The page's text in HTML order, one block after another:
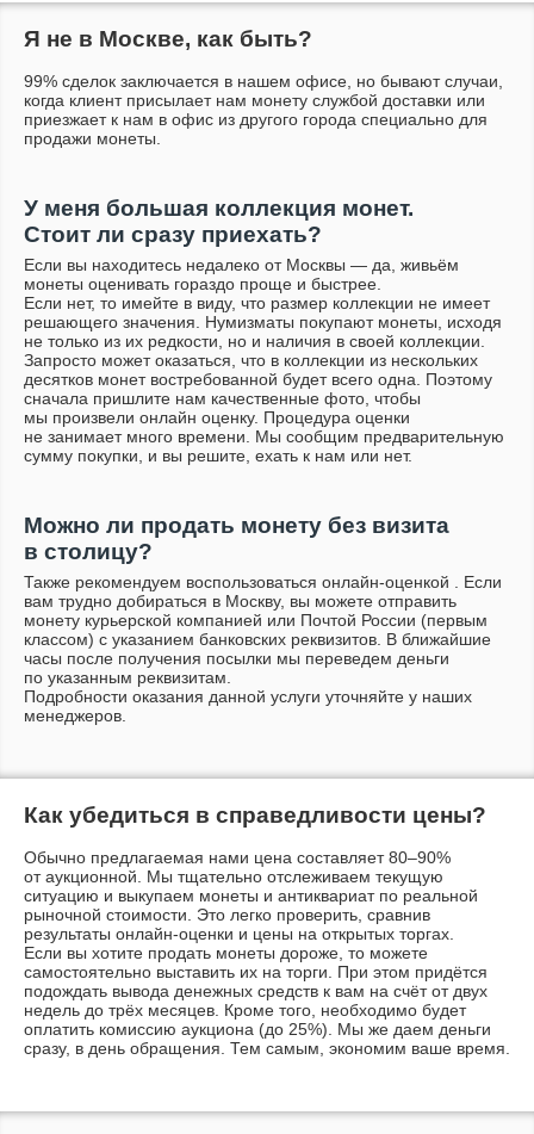
Я не в Москве, как быть?
99% сделок заключается в нашем офисе, но бывают случаи,
когда клиент присылает нам монету службой доставки или
приезжает к нам в офис из другого города специально для
продажи монеты.
У меня большая коллекция монет.
Стоит ли сразу приехать?
Если вы находитесь недалеко от Москвы — да, живьём
монеты оценивать гораздо проще и быстрее.
Если нет, то имейте в виду, что размер коллекции не имеет
решающего значения. Нумизматы покупают монеты, исходя
не только из их редкости, но и наличия в своей коллекции.
Запросто может оказаться, что в коллекции из нескольких
десятков монет востребованной будет всего одна. Поэтому
сначала пришлите нам качественные фото, чтобы
мы произвели онлайн оценку. Процедура оценки
не занимает много времени. Мы сообщим предварительную
сумму покупки, и вы решите, ехать к нам или нет.
Можно ли продать монету без визита
в столицу?
Также рекомендуем воспользоваться онлайн-оценкой . Если
вам трудно добираться в Москву, вы можете отправить
монету курьерской компанией или Почтой России (первым
классом) с указанием банковских реквизитов. В ближайшие
часы после получения посылки мы переведем деньги
по указанным реквизитам.
Подробности оказания данной услуги уточняйте у наших
менеджеров.
Как убедиться в справедливости цены?
Обычно предлагаемая нами цена составляет 80–90%
от аукционной. Мы тщательно отслеживаем текущую
ситуацию и выкупаем монеты и антиквариат по реальной
рыночной стоимости. Это легко проверить, сравнив
результаты онлайн-оценки и цены на открытых торгах.
Если вы хотите продать монеты дороже, то можете
самостоятельно выставить их на торги. При этом придётся
подождать вывода денежных средств к вам на счёт от двух
недель до трёх месяцев. Кроме того, необходимо будет
оплатить комиссию аукциона (до 25%). Мы же даем деньги
сразу, в день обращения. Тем самым, экономим ваше время.